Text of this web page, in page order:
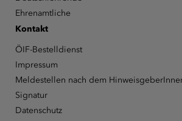
Ehrenamtliche
Kontakt
ÖIF-Bestelldienst
Impressum
Meldestellen nach dem
Signatur
Datenschutz